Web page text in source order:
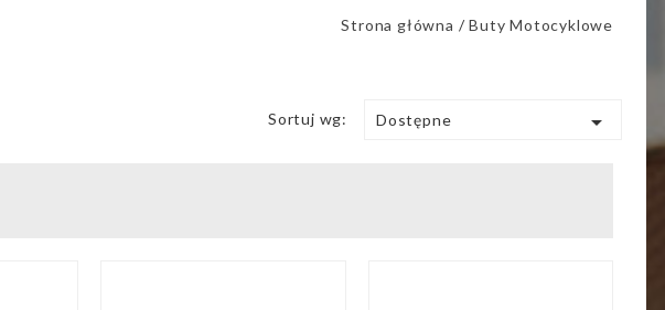
Strona główna Buty Motocyklowe
Sortuj wg: Dostępne 